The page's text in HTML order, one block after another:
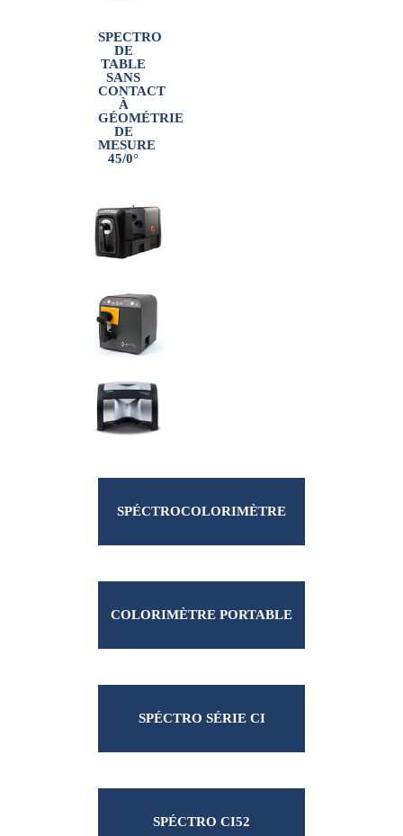
SPECTRO
DE
TABLE
SANS
CONTACT
À
GÉOMÉTRIE
DE
MESURE
45/0°
SPÉCTROCOLORIMÈTRE
PORTABLE
COLORIMÈTRE PORTABLE
SPÉCTRO SÉRIE CI
SPÉCTRO CI52